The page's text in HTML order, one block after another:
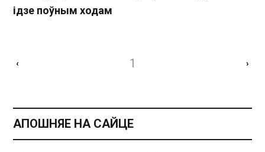
ідзе поўным ходам
‹ 1 ›
АПОШНЯЕ НА САЙЦЕ